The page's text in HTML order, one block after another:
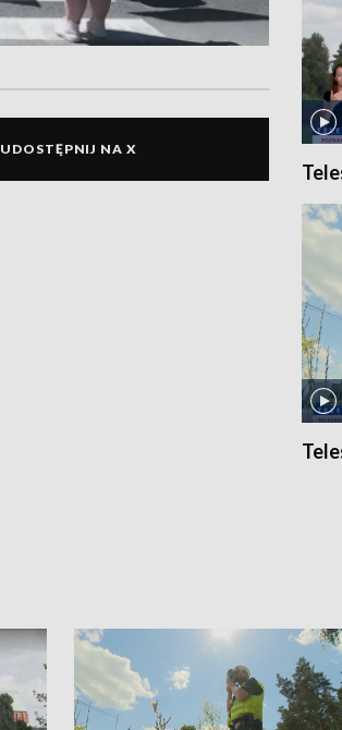
UDOSTĘPNIJ NA X